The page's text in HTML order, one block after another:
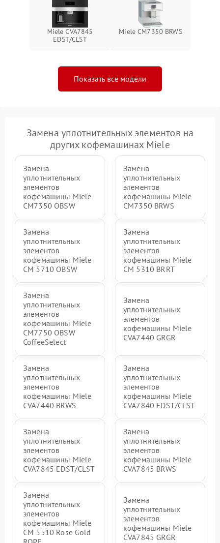
Miele CVA7845
EDST/CLST
Miele CM7350 BRWS
Показать все модели
Замена уплотнительных элементов на
других кофемашинах Miele
Замена
уплотнительных
элементов
кофемашины Miele
CM7350 OBSW
Замена
уплотнительных
элементов
кофемашины Miele
CM7350 BRWS
Замена
уплотнительных
элементов
кофемашины Miele
CM 5710 OBSW
Замена
уплотнительных
элементов
кофемашины Miele
CM 5310 BRRT
Замена
уплотнительных
элементов
кофемашины Miele
CM7750 OBSW
CoffeeSelect
Замена
уплотнительных
элементов
кофемашины Miele
CVA7440 GRGR
Замена
уплотнительных
элементов
кофемашины Miele
CVA7440 BRWS
Замена
уплотнительных
элементов
кофемашины Miele
CVA7840 EDST/CLST
Замена
уплотнительных
элементов
кофемашины Miele
CVA7845 EDST/CLST
Замена
уплотнительных
элементов
кофемашины Miele
CVA7845 BRWS
Замена
уплотнительных
элементов
кофемашины Miele
CM 5510 Rose Gold
Замена
уплотнительных
элементов
кофемашины Miele
CVA7845 GRGR